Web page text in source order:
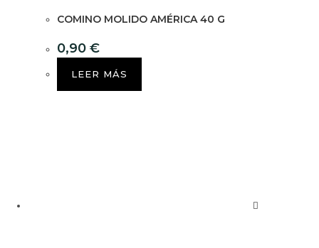
COMINO MOLIDO AMÉRICA 40 G
0,90 €
LEER MÁS